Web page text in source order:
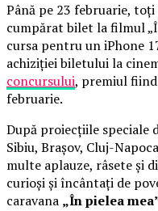
Până pe 23 februarie,
cumpărat bilet la filmul
cursa pentru un iPhone
achiziției biletului la
concursului, premiul
februarie.
După proiecțiile speciale
Sibiu, Brașov, Cluj-
multe aplauze, râsete și
curioși și încântați de
caravana „În pielea